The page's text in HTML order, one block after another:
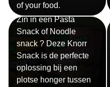
of your food.
Snackpots
Zin in een Pasta
Snack of Noodle
snack ? Deze Knorr
Snack is de perfecte
oplossing bij een
plotse honger tussen